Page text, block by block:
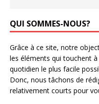
QUI SOMMES-NOUS?
Grâce à ce site, notre
les éléments qui touchent
quotidien le plus facile
Donc, nous tâchons de
relativement courts pour